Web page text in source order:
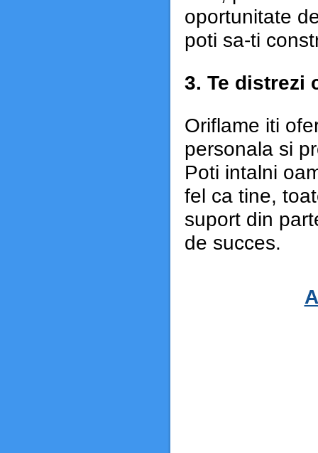
oportunitate
poti sa-ti
3. Te distrezi
Oriflame iti
personala si
Poti intalni
fel ca tine,
suport din
de succes.